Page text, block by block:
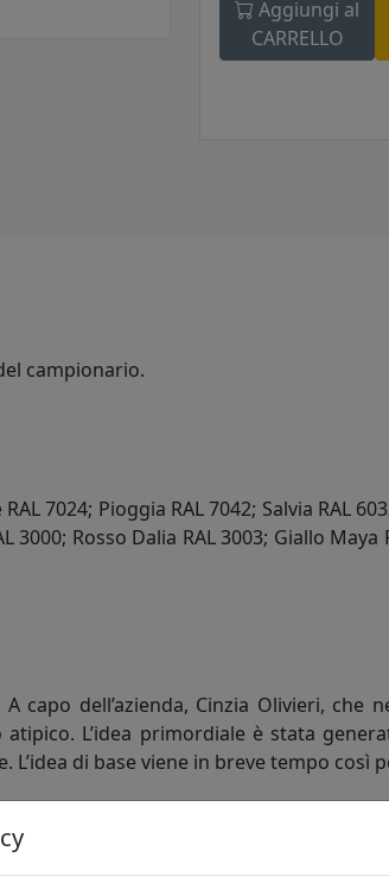
Aggiungi al
CARRELLO
campionario.
7024; Pioggia RAL 7042; Salvia RAL
3000; Rosso Dalia RAL 3003; Giallo Maya
capo dell’azienda, Cinzia Olivieri, che
L’idea primordiale è stata
di base viene in breve tempo così
un utilizzo pratico in più aree
e linee morbide, curvilinee,
scienza che studia i memi, cioè